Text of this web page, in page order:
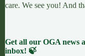
care. We see you! And
Get all our OGA news
inbox! 🍃